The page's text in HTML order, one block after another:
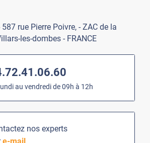
587 rue Pierre Poivre, - ZAC de la
les-dombes - FRANCE
au vendredi de 09h à 12h
nos experts